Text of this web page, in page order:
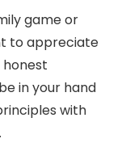
game or
to appreciate
in your hand
with